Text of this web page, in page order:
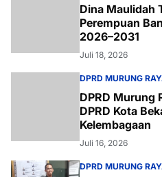
Dina Maulidah
Perempuan
2026–2031
Juli 18, 2026
DPRD MURUNG
DPRD Murung
DPRD Kota
Kelembagaan
Juli 16, 2026
DPRD MURUNG